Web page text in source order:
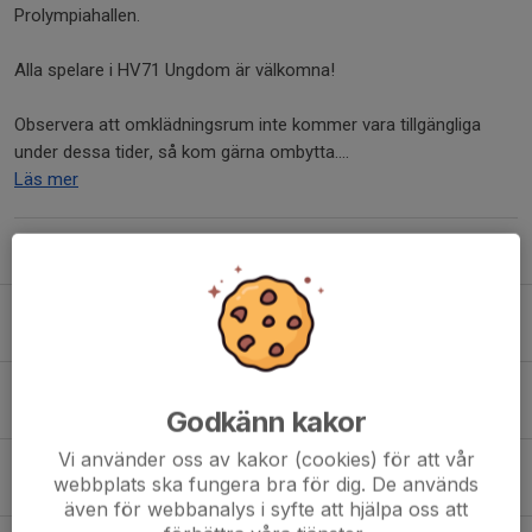
Prolympiahallen.
Alla spelare i HV71 Ungdom är välkomna!
Observera att omklädningsrum inte kommer vara tillgängliga
under dessa tider, så kom gärna ombytta....
Läs mer
0
15 maj, 09:46 0
Hemmavinsten
24 apr, 08:12 0
Godkänn kakor
Vi använder oss av kakor (cookies) för att vår
webbplats ska fungera bra för dig. De används
även för webbanalys i syfte att hjälpa oss att